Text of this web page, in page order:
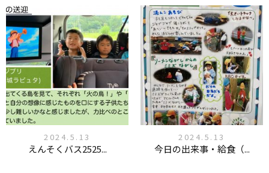
2024.5.13
えんそくバス2525...
2024.5.13
今日の出来事・給食（...